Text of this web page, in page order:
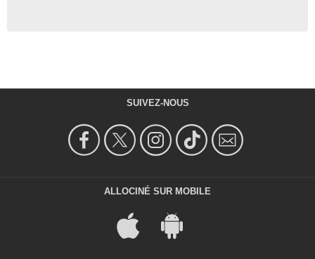
SUIVEZ-NOUS
ALLOCINÉ SUR MOBILE